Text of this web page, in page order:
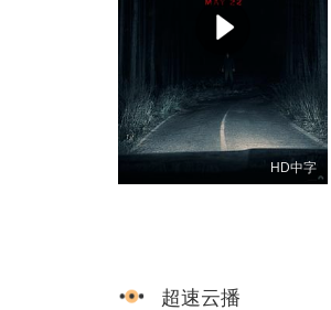
HD中字
超速云播